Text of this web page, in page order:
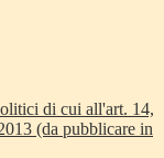
di cui all'art. 14,
(da pubblicare in